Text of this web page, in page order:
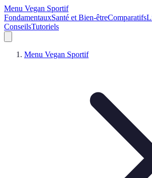
Menu Vegan Sportif
FondamentauxSanté et Bien-êtreComparatifs
ConseilsTutoriels
Menu Vegan Sportif